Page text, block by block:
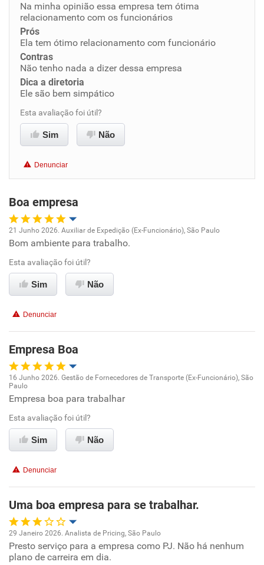
Oportunidade de promoção
Ambiente de trabalho
Conciliação com a vida familiar
Benefícios
Recomenda esta empresa
Recomenda a diretoria
Na minha opinião essa empresa tem ótima
relacionamento com os funcionários
Prós
Ela tem ótimo relacionamento com funcionário
Contras
Não tenho nada a dizer dessa empresa
Dica a diretoria
Ele são bem simpático
Esta avaliação foi útil?
Sim Não
Denunciar
Boa empresa
Oportunidade de promoção
Ambiente de trabalho
Benefícios
Recomenda esta empresa
21 Junho 2026. Auxiliar de Expedição (Ex-Funcionário), São Paulo
Bom ambiente para trabalho.
Esta avaliação foi útil?
Sim Não
Denunciar
Empresa Boa
Oportunidade de promoção
Ambiente de trabalho
Conciliação com a vida familiar
Recomenda esta empresa
Recomenda a diretoria
16 Junho 2026. Gestão de Fornecedores de Transporte (Ex-Funcionário), São
Paulo
Empresa boa para trabalhar
Esta avaliação foi útil?
Sim Não
Denunciar
Uma boa empresa para se trabalhar.
Oportunidade de promoção
29 Janeiro 2026. Analista de Pricing, São Paulo
Presto serviço para a empresa como PJ. Não há nenhum
plano de carreira em dia.